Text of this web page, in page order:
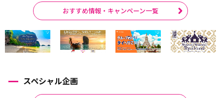
おすすめ情報・キャンペーン一覧
スペシャル企画